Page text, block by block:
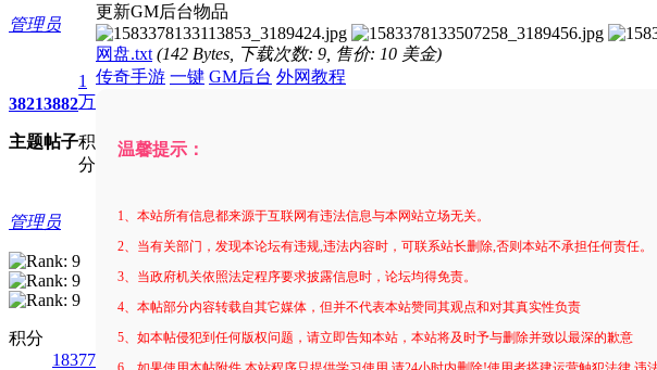
管理员
3821
主题
3882
帖子
1
万
积
分
管理员
积分
18377
更新GM后台物品
网盘.txt (142 Bytes, 下载次数: 9, 售价: 10 美金)
传奇手游 一键 GM后台 外网教程
温馨提示：
1、本站所有信息都来源于互联网有违法信息与本网站立场无关。
2、当有关部门，发现本论坛有违规,违法内容时，可联系站长删除,否则本站不承担任何责任。
3、当政府机关依照法定程序要求披露信息时，论坛均得免责。
4、本帖部分内容转载自其它媒体，但并不代表本站赞同其观点和对其真实性负责
5、如本帖侵犯到任何版权问题，请立即告知本站，本站将及时予与删除并致以最深的歉意